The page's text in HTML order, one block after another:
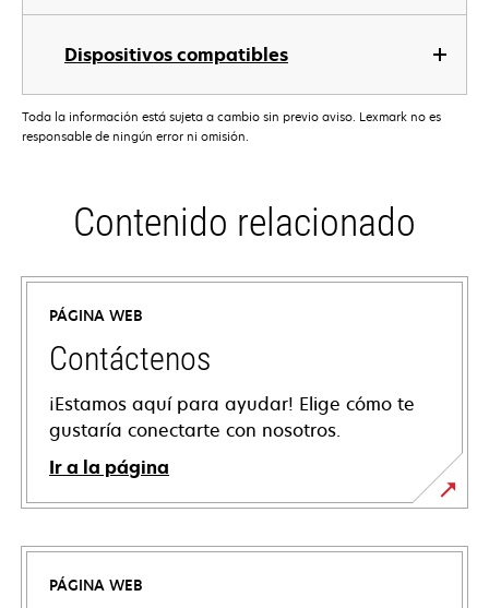
Dispositivos compatibles
Toda la información está sujeta a cambio sin previo aviso. Lexmark no es
responsable de ningún error ni omisión.
Contenido relacionado
PÁGINA WEB
Contáctenos
¡Estamos aquí para ayudar! Elige cómo te
gustaría conectarte con nosotros.
Ir a la página
PÁGINA WEB